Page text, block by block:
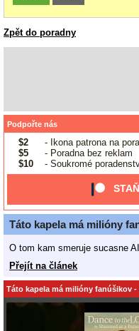
Zpět do poradny
Podpořte nás
$2
- Ikona patrona na
$5
- Poradna bez reklam
$10
- Soukromé
Táto kapela má milióny
O tom kam smeruje sucasne
Přejít na článek
Táto kapela má milióny fanúšikov